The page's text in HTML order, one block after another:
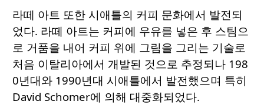
라떼 아트 또한 시애틀의 커피 문화에서 발전되
었다. 라떼 아트는 커피에 우유를 넣은 후 스팀으
로 거품을 내어 커피 위에 그림을 그리는 기술로
처음 이탈리아에서 개발된 것으로 추정되나 198
0년대와 1990년대 시애틀에서 발전했으며 특히
David Schomer에 의해 대중화되었다.